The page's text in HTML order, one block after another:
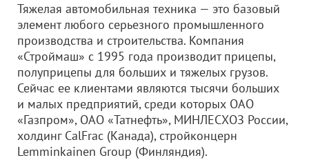
Тяжелая автомобильная техника — это базовый
элемент любого серьезного промышленного
производства и строительства. Компания
«Строймаш» с 1995 года производит прицепы,
полуприцепы для больших и тяжелых грузов.
Сейчас ее клиентами являются тысячи больших
и малых предприятий, среди которых ОАО
«Газпром», ОАО «Татнефть», МИНЛЕСХОЗ России,
холдинг CalFrac (Канада), стройконцерн
Lemminkainen Group (Финляндия).